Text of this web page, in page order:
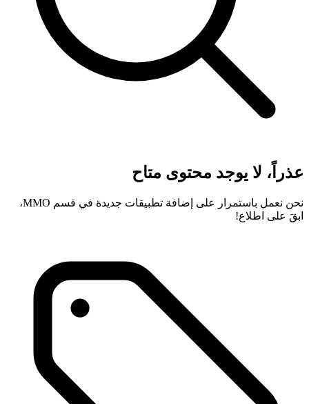
عذراً، لا يوجد محتوى متاح
نحن نعمل باستمرار على إضافة تطبيقات جديدة في قسم MMO،
ابقَ على اطلاع!